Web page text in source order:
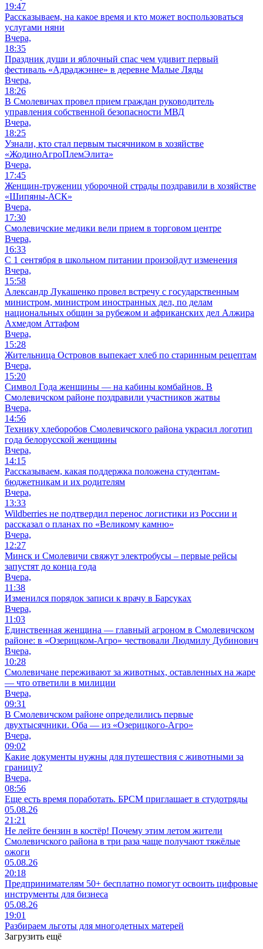
19:47
Рассказываем, на какое время и кто может воспользоваться
услугами няни
Вчера,
18:35
Праздник души и яблочный спас чем удивит первый
фестиваль «Адраджэнне» в деревне Малые Ляды
Вчера,
18:26
В Смолевичах провел прием граждан руководитель
управления собственной безопасности МВД
Вчера,
18:25
Узнали, кто стал первым тысячником в хозяйстве
«ЖодиноАгроПлемЭлита»
Вчера,
17:45
Женщин-тружениц уборочной страды поздравили в хозяйстве
«Шипяны-АСК»
Вчера,
17:30
Смолевичские медики вели прием в торговом центре
Вчера,
16:33
С 1 сентября в школьном питании произойдут изменения
Вчера,
15:58
Александр Лукашенко провел встречу с государственным
министром, министром иностранных дел, по делам
национальных общин за рубежом и африканских дел Алжира
Ахмедом Аттафом
Вчера,
15:28
Жительница Островов выпекает хлеб по старинным рецептам
Вчера,
15:20
Символ Года женщины — на кабины комбайнов. В
Смолевичском районе поздравили участников жатвы
Вчера,
14:56
Технику хлеборобов Смолевичского района украсил логотип
года белорусской женщины
Вчера,
14:15
Рассказываем, какая поддержка положена студентам-
бюджетникам и их родителям
Вчера,
13:33
Wildberries не подтвердил перенос логистики из России и
рассказал о планах по «Великому камню»
Вчера,
12:27
Минск и Смолевичи свяжут электробусы – первые рейсы
запустят до конца года
Вчера,
11:38
Изменился порядок записи к врачу в Барсуках
Вчера,
11:03
Единственная женщина — главный агроном в Смолевичском
районе: в «Озерицком-Агро» чествовали Людмилу Дубинович
Вчера,
10:28
Смолевичане переживают за животных, оставленных на жаре
— что ответили в милиции
Вчера,
09:31
В Смолевичском районе определились первые
двухтысячники. Оба — из «Озерицкого-Агро»
Вчера,
09:02
Какие документы нужны для путешествия с животными за
границу?
Вчера,
08:56
Еще есть время поработать. БРСМ приглашает в студотряды
05.08.26
21:21
Не лейте бензин в костёр! Почему этим летом жители
Смолевичского района в три раза чаще получают тяжёлые
ожоги
05.08.26
20:18
Предпринимателям 50+ бесплатно помогут освоить цифровые
инструменты для бизнеса
05.08.26
19:01
Разбираем льготы для многодетных матерей
Загрузить ещё